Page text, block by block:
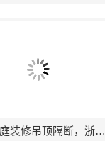
嵊州家庭装修吊顶隔断，浙江宜美嘉装饰专业施工